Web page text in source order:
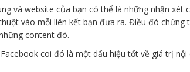
và website của bạn có thể là những nhận xét
vào mỗi liên kết bạn đưa ra. Điều đó
content đó.
coi đó là một dấu hiệu tốt về giá trị